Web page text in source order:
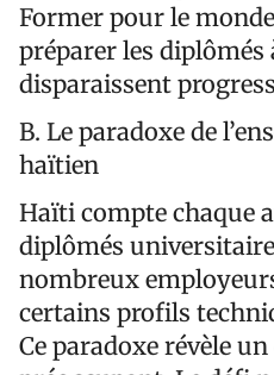
Former pour le
préparer les diplômés
disparaissent
B. Le paradoxe de
haïtien
Haïti compte chaque
diplômés
nombreux
certains profils
Ce paradoxe révèle